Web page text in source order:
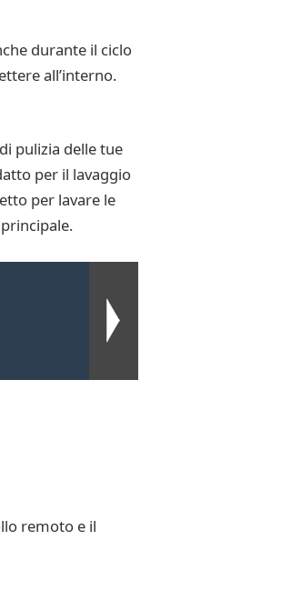
durante il ciclo
all’interno.
pulizia delle tue
per il lavaggio
per lavare le
remoto e il